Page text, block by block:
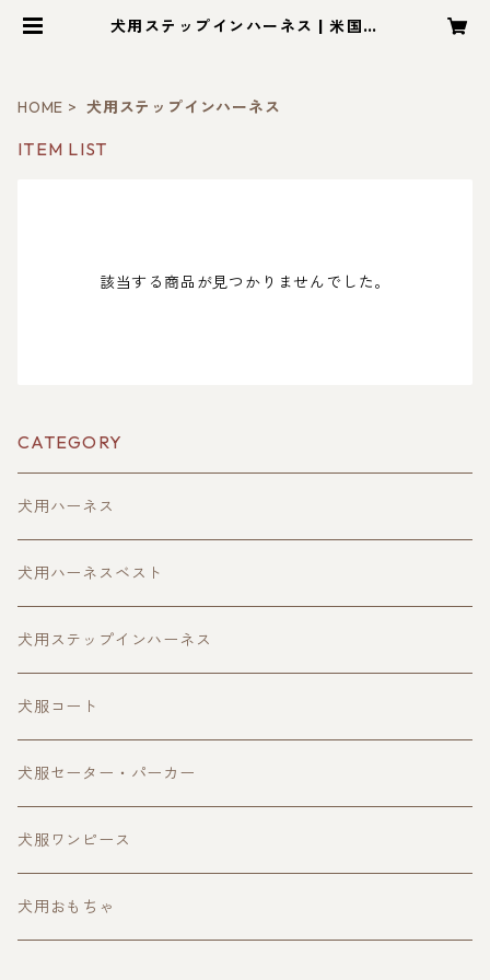
犬用ステップインハーネス | 米国か
HOME 犬用ステップインハーネス
ITEM LIST
該当する商品が見つかりませんでした。
CATEGORY
犬用ハーネス
犬用ハーネスベスト
犬用ステップインハーネス
犬服コート
犬服セーター・パーカー
犬服ワンピース
犬用おもちゃ